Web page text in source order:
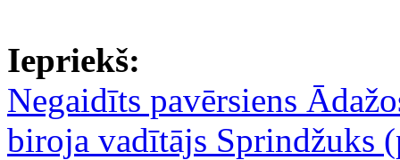
Iepriekš:
Negaidīts pavērsiens
biroja vadītājs Sprindžuks